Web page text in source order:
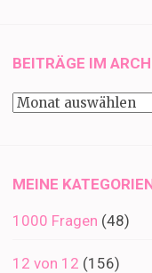
BEITRÄGE IM
Beiträge
MEINE
1000 Fragen (48)
12 von 12 (156)